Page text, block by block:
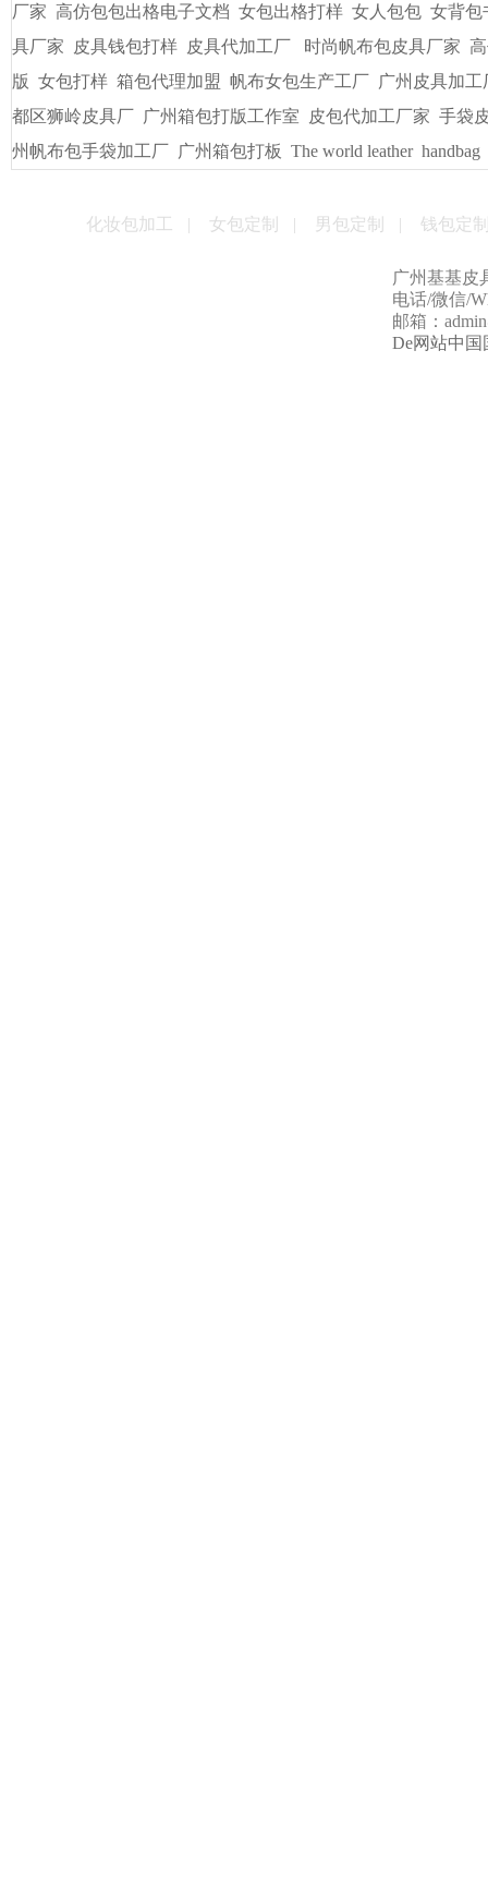
厂家 高仿包包出格电子文档 女包出格打样 女人包包 女背包
具厂家
皮具钱包打样 皮具代加工厂 时尚帆布包皮具厂家
版 女包打样 箱包代理加盟 帆布女包生产工厂 广州皮具加工
都区狮岭皮具厂 广州箱包打版工作室 皮包代加工厂家 手袋
州帆布包手袋加工厂 广州箱包打板 The world leather handbag
化妆包加工 | 女包定制 | 男包定制 | 钱包定
广州基基皮
电话/微信/
邮箱：
De网站中国